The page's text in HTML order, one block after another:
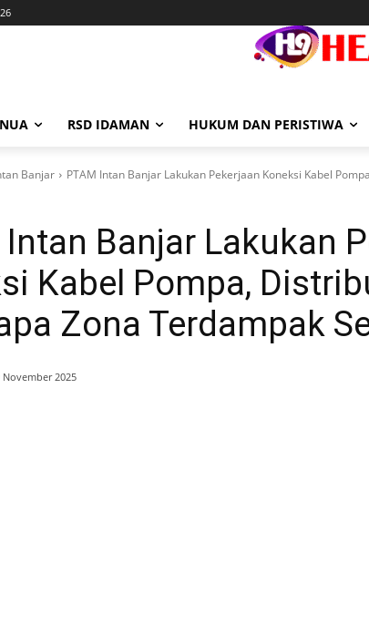
RSD IDAMAN HUKUM DAN PERISTIWA
Banjar PTAM Intan Banjar Lakukan Pekerjaan Koneksi Kabel
Intan Banjar Lakukan
Kabel Pompa,
Zona Terdampak
November 2025